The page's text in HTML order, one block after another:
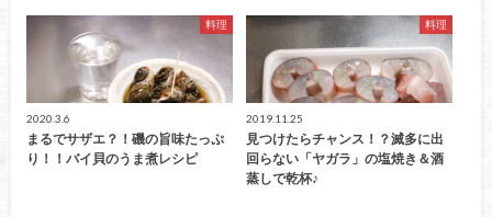
料理
2020.3.6
まるでサザエ？！磯の旨味たっぷ
り！！バイ貝のうま煮レシピ
料理
2019.11.25
見つけたらチャンス！？滅多に出
回らない「ヤガラ」の塩焼き＆酒
蒸しで乾杯♪